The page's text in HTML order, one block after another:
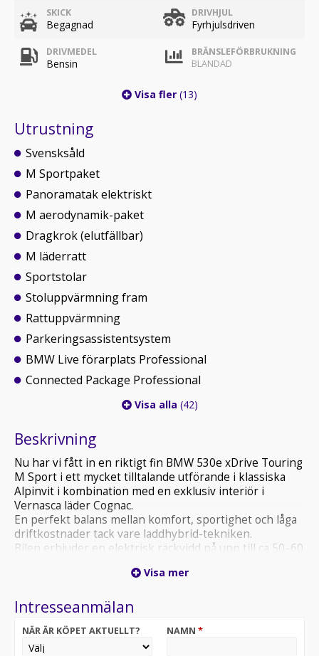
SKICK
Begagnad
DRIVHJUL
Fyrhjulsdriven
DRIVMEDEL
Bensin
BRÄNSLEFÖRBRUKNING
BLANDAD
Visa fler (13)
Utrustning
Svensksåld
M Sportpaket
Panoramatak elektriskt
M aerodynamik-paket
Dragkrok (elutfällbar)
M läderratt
Sportstolar
Stoluppvärmning fram
Rattuppvärmning
Parkeringsassistentsystem
BMW Live förarplats Professional
Connected Package Professional
Visa alla (42)
Beskrivning
Nu har vi fått in en riktigt fin BMW 530e xDrive Touring
M Sport i ett mycket tilltalande utförande i klassiska
Alpinvit i kombination med en exklusiv interiör i
Vernasca läder Cognac.
En perfekt balans mellan komfort, sportighet och låga
driftkostnader tack vare laddhybrid-tekniken.
Bilen erbjuder en elektrisk räckvidd på upp till ca 50–60
vardagspendling och längre resor.
panoramaglastak, M Sportpaket, BMW Live Cockpit
Komplett servicehistorik hos auktoriserad verkstad,
Visa mer
Intresseanmälan
NÄR ÄR KÖPET AKTUELLT? NAMN *